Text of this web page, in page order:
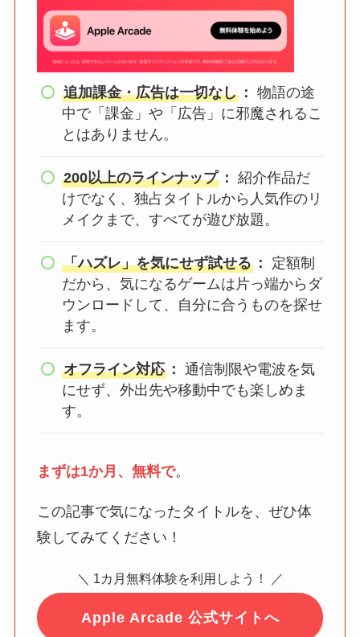
追加課金・広告は一切なし ： 物語の途
中で「課金」や「広告」に邪魔されるこ
とはありません。
200以上のラインナップ ： 紹介作品だ
けでなく、独占タイトルから人気作のリ
メイクまで、すべてが遊び放題。
「ハズレ」を気にせず試せる ：
定額制
だから、気になるゲームは片っ端からダ
ウンロードして、自分に合うものを探せ
ます。
オフライン対応 ： 通信制限や電波を気
にせず、外出先や移動中でも楽しめま
す。
まずは1か月、無料で。
この記事で気になったタイトルを、ぜひ体
験してみてください！
＼ 1カ月無料体験を利用しよう！ ／
Apple Arcade 公式サイトへ